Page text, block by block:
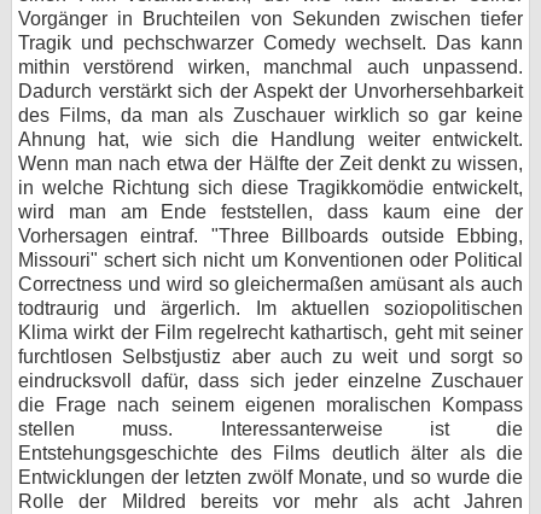
Vorgänger in Bruchteilen von Sekunden zwischen tiefer
Tragik und pechschwarzer Comedy wechselt. Das kann
mithin verstörend wirken, manchmal auch unpassend.
Dadurch verstärkt sich der Aspekt der Unvorhersehbarkeit
des Films, da man als Zuschauer wirklich so gar keine
Ahnung hat, wie sich die Handlung weiter entwickelt.
Wenn man nach etwa der Hälfte der Zeit denkt zu wissen,
in welche Richtung sich diese Tragikkomödie entwickelt,
wird man am Ende feststellen, dass kaum eine der
Vorhersagen eintraf. "Three Billboards outside Ebbing,
Missouri" schert sich nicht um Konventionen oder Political
Correctness und wird so gleichermaßen amüsant als auch
todtraurig und ärgerlich. Im aktuellen soziopolitischen
Klima wirkt der Film regelrecht kathartisch, geht mit seiner
furchtlosen Selbstjustiz aber auch zu weit und sorgt so
eindrucksvoll dafür, dass sich jeder einzelne Zuschauer
die Frage nach seinem eigenen moralischen Kompass
stellen muss. Interessanterweise ist die
Entstehungsgeschichte des Films deutlich älter als die
Entwicklungen der letzten zwölf Monate, und so wurde die
Rolle der Mildred bereits vor mehr als acht Jahren